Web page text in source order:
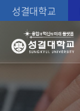
성결대학교